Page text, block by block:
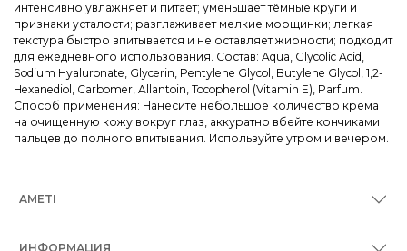
интенсивно увлажняет и питает; уменьшает тёмные круги и
признаки усталости; разглаживает мелкие морщинки; легкая
текстура быстро впитывается и не оставляет жирности; подходит
для ежедневного использования. Состав: Aqua, Glycolic Acid,
Sodium Hyaluronate, Glycerin, Pentylene Glycol, Butylene Glycol, 1,2-
Hexanediol, Carbomer, Allantoin, Tocopherol (Vitamin E), Parfum.
Способ применения: Нанесите небольшое количество крема
на очищенную кожу вокруг глаз, аккуратно вбейте кончиками
пальцев до полного впитывания. Используйте утром и вечером.
AMETI
ИНФОРМАЦИЯ